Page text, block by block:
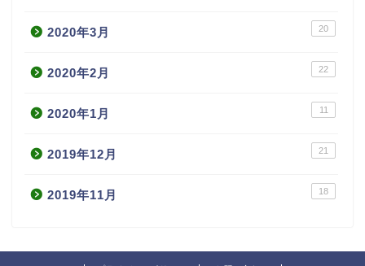
2020年3月 20
2020年2月 22
2020年1月 11
2019年12月 21
2019年11月 18